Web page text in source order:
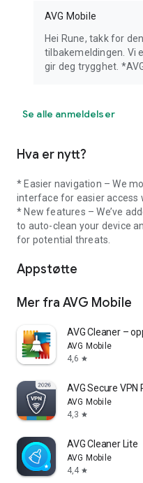
AVG Mobile
Hei Rune, takk for
tilbakemeldingen. Vi
gir deg trygghet.
Se alle anmeldelser
Hva er nytt?
* Easier navigation – We
interface for easier access
* New features – We’ve
to auto-clean your device
for potential threats.
Appstøtte
Mer fra AVG Mobile
AVG Cleaner –
AVG Mobile
4,6 star
AVG Secure VPN
AVG Mobile
4,3 star
AVG Cleaner Lite
AVG Mobile
4,4 star